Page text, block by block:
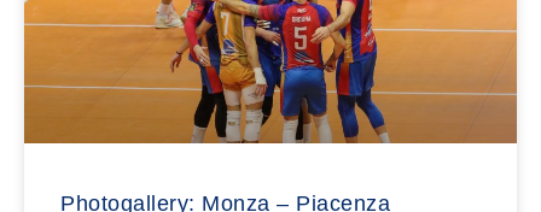
Photogallery: Monza – Piacenza